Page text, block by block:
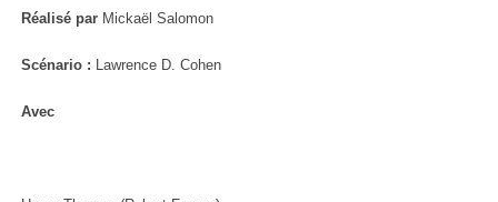
Réalisé parMickaël Salomon
Scénario : Lawrence D. Cohen
Avec